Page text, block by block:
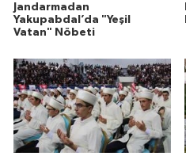
Jandarmadan
Yakupabdal’da "Yeşil
Vatan" Nöbeti